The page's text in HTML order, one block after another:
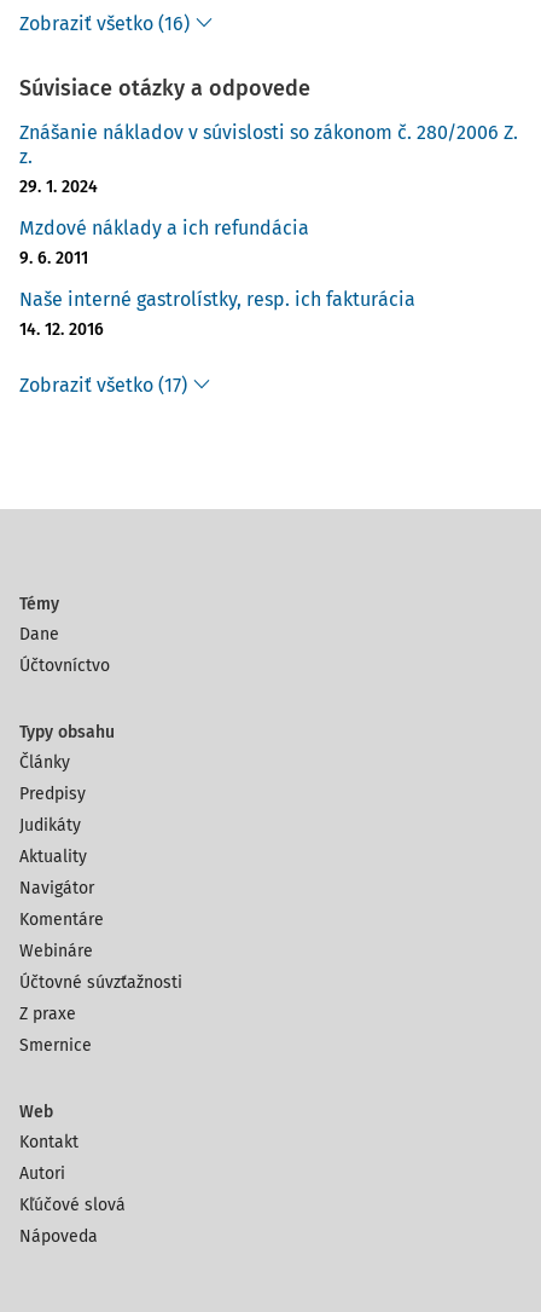
Zobraziť všetko (16)
Súvisiace otázky a odpovede
Znášanie nákladov v súvislosti so zákonom č. 280/2006 Z.
z.
29. 1. 2024
Mzdové náklady a ich refundácia
9. 6. 2011
Naše interné gastrolístky, resp. ich fakturácia
14. 12. 2016
Zobraziť všetko (17)
Témy
Dane
Účtovníctvo
Typy obsahu
Články
Predpisy
Judikáty
Aktuality
Navigátor
Komentáre
Webináre
Účtovné súvzťažnosti
Z praxe
Smernice
Web
Kontakt
Autori
Kľúčové slová
Nápoveda